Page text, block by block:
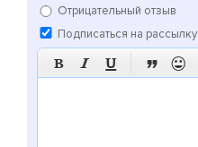
Отрицательный отзыв
Подписаться на рассылку
    